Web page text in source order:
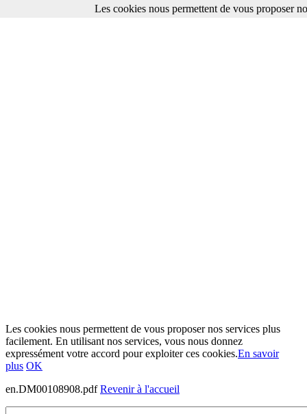
Les cookies nous permettent de vous proposer nos services plus
facilement. En utilisant nos services, vous nous donnez
expressément votre accord pour exploiter ces cookies.En savoir
plus OK
en.DM00108908.pdfRevenir à l'accueil
Les cookies nous permettent de vous proposer